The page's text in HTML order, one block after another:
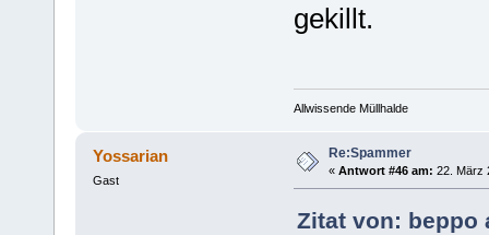
gekillt.
Allwissende Müllhalde
Yossarian
Gast
Re:Spammer
« Antwort #46 am: 22. März
Zitat von: beppo